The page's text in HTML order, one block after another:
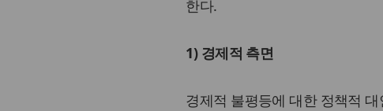
한다.
1) 경제적 측면
경제적 불평등에 대한 정책적